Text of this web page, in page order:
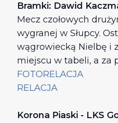
Bramki: Dawid
Mecz czołowych
wygranej w Słupcy.
wągrowiecką Nielbę i
miejscu w tabeli, a za
FOTORELACJA
RELACJA
Korona Piaski - LKS